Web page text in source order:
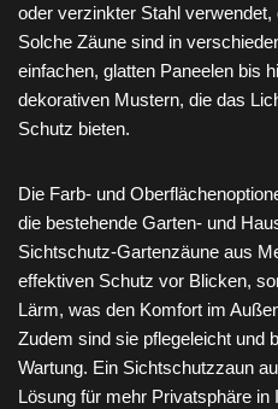
oder verzinkter Stahl verwendet,
Solche Zäune sind in
einfachen, glatten Paneelen bis
dekorativen Mustern, die das
Schutz bieten.
Die Farb- und
die bestehende Garten- und
Sichtschutz-Gartenzäune aus
effektiven Schutz vor Blicken,
Lärm, was den Komfort im
Zudem sind sie pflegeleicht und
Wartung. Ein Sichtschutzzaun
Lösung für mehr Privatsphäre in